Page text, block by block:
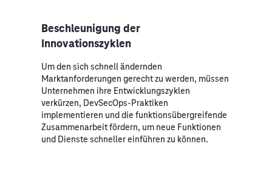
Beschleunigung der
Innovationszyklen
Um den sich schnell ändernden
Marktanforderungen gerecht zu werden, müssen
Unternehmen ihre Entwicklungszyklen
verkürzen, DevSecOps-Praktiken
implementieren und die funktionsübergreifende
Zusammenarbeit fördern, um neue Funktionen
und Dienste schneller einführen zu können.